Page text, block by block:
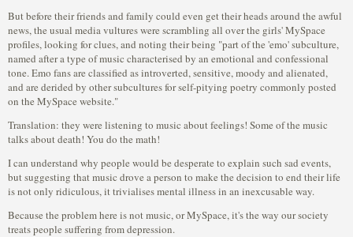
But before their friends and family could even get their heads around the awful
news, the usual media vultures were scrambling all over the girls' MySpace
profiles, looking for clues, and noting their being "part of the 'emo' subculture,
named after a type of music characterised by an emotional and confessional
tone. Emo fans are classified as introverted, sensitive, moody and alienated,
and are derided by other subcultures for self-pitying poetry commonly posted
on the MySpace website."
Translation: they were listening to music about feelings! Some of the music
talks about death! You do the math!
I can understand why people would be desperate to explain such sad events,
but suggesting that music drove a person to make the decision to end their life
is not only ridiculous, it trivialises mental illness in an inexcusable way.
Because the problem here is not music, or MySpace, it's the way our society
treats people suffering from depression.